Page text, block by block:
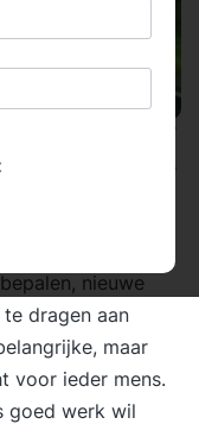
boek ´Drive´
voor meer ruimte
mens
nieuwe
dragen aan
maar
voor ieder mens.
goed werk wil